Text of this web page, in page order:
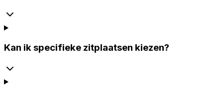
Kan ik specifieke zitplaatsen kiezen?